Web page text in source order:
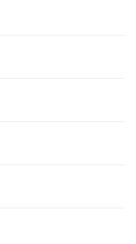
к всасывающей
гибкие
«В» (всасывающая
«Н»
и нагнетающей